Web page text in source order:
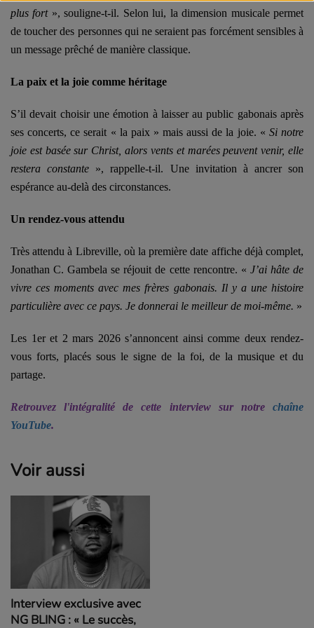
plus fort », souligne-t-il. Selon lui, la dimension musicale permet
de toucher des personnes qui ne seraient pas forcément sensibles à
un message prêché de manière classique.
La paix et la joie comme héritage
S’il devait choisir une émotion à laisser au public gabonais après
ses concerts, ce serait « la paix » mais aussi de la joie. « Si notre
joie est basée sur Christ, alors vents et marées peuvent venir, elle
restera constante », rappelle-t-il. Une invitation à ancrer son
espérance au-delà des circonstances.
Un rendez-vous attendu
Très attendu à Libreville, où la première date affiche déjà complet,
Jonathan C. Gambela se réjouit de cette rencontre. « J’ai hâte de
vivre ces moments avec mes frères gabonais. Il y a une histoire
particulière avec ce pays. Je donnerai le meilleur de moi-même. »
Les 1er et 2 mars 2026 s’annoncent ainsi comme deux rendez-
vous forts, placés sous le signe de la foi, de la musique et du
partage.
Retrouvez l'intégralité de cette interview sur notre chaîne
YouTube.
Voir aussi
Interview exclusive avec
NG BLING : « Le succès,